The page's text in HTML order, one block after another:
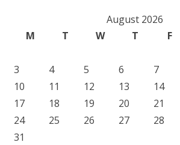
August 2026
M
T W T F
3
4 5 6 7
10
11 12 13 14
17
18 19 20 21
24
25 26 27 28
31